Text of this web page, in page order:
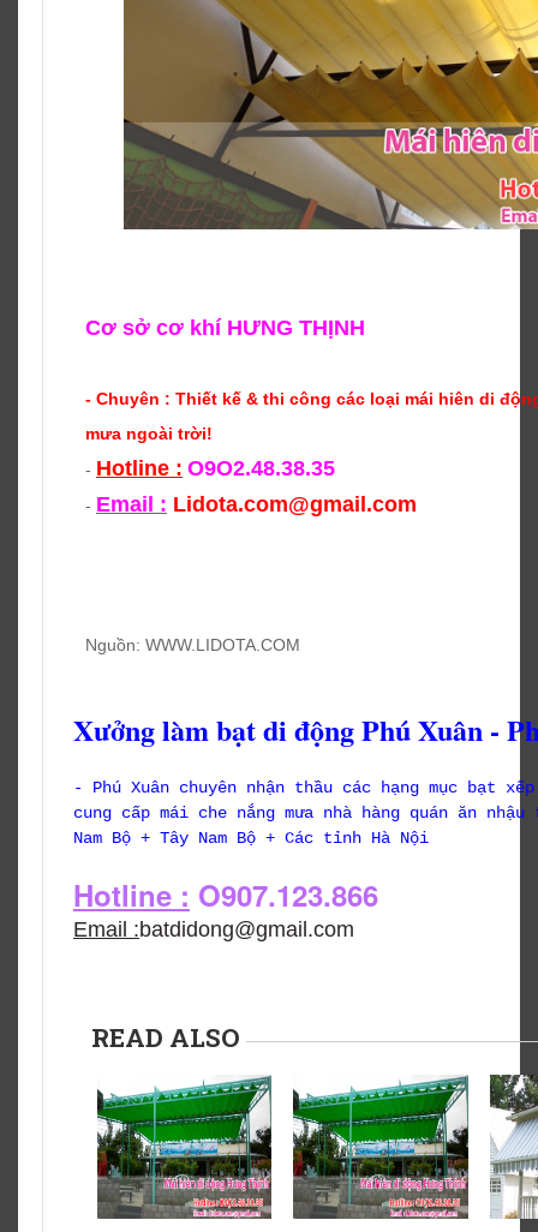
Cơ sở cơ khí HƯNG THỊNH
- Chuyên : Thiết kế & thi công các loại mái hiên di
mưa ngoài trời!
- Hotline : O9O2.48.38.35
- Email : Lidota.com@gmail.com
Nguồn: WWW.LIDOTA.COM
Xưởng làm bạt di động Phú Xuân -
- Phú Xuân chuyên nhận thầu các hạng mục bạt
cung cấp mái che nắng mưa nhà hàng quán ăn
Nam Bộ + Tây Nam Bộ + Các tỉnh Hà Nội
Hotline : O907.123.866
Email :batdidong@gmail.com
READ ALSO